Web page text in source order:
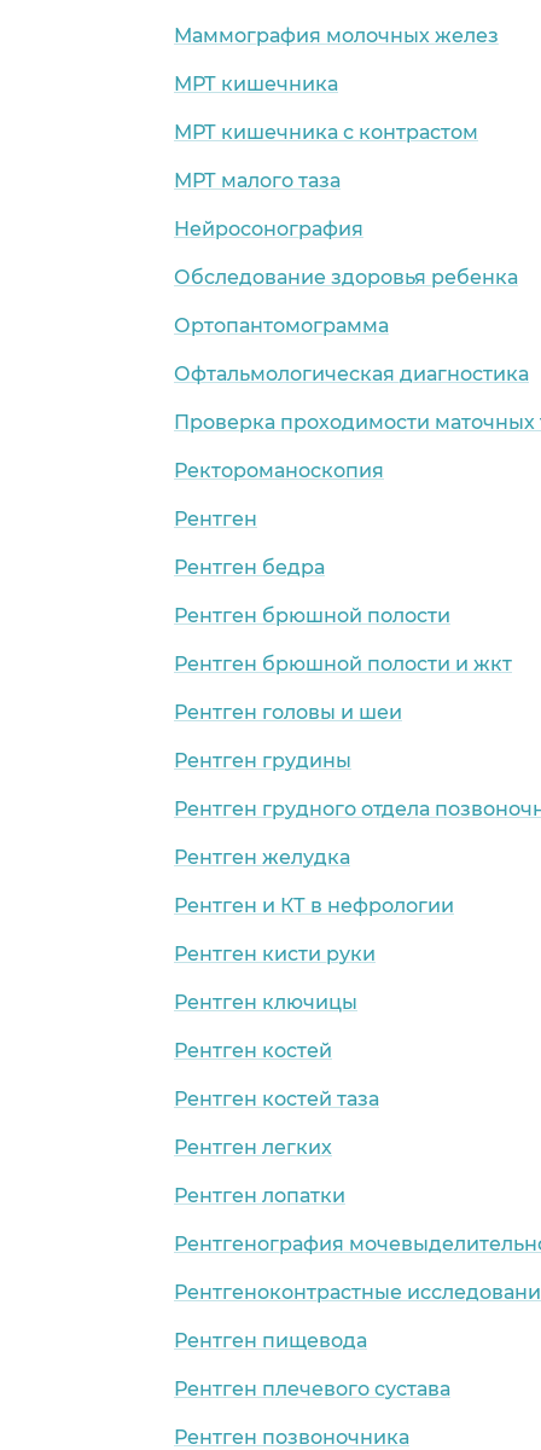
Маммография молочных желез
МРТ кишечника
МРТ кишечника с контрастом
МРТ малого таза
Нейросонография
Обследование здоровья ребенка
Ортопантомограмма
Офтальмологическая диагностика
Проверка проходимости маточных
Ректороманоскопия
Рентген
Рентген бедра
Рентген брюшной полости
Рентген брюшной полости и жкт
Рентген головы и шеи
Рентген грудины
Рентген грудного отдела
Рентген желудка
Рентген и КТ в нефрологии
Рентген кисти руки
Рентген ключицы
Рентген костей
Рентген костей таза
Рентген легких
Рентген лопатки
Рентгенография
Рентгеноконтрастные
Рентген пищевода
Рентген плечевого сустава
Рентген позвоночника